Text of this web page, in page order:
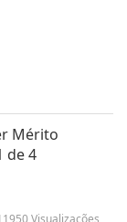
Mérito
de 4